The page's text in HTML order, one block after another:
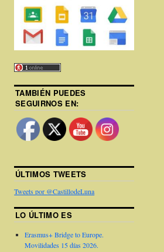
TAMBIÉN PUEDES
SEGUIRNOS EN:
ÚLTIMOS TWEETS
Tweets por @CastillodeLuna
LO ÚLTIMO ES
Erasmus+ Bridge to Europe.
Movilidades 15 días 2026.